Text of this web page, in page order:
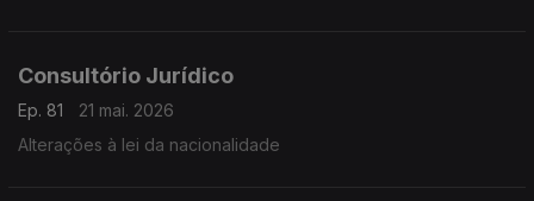
Consultório Jurídico
Ep. 81
21 mai. 2026
Alterações à lei da nacionalidade